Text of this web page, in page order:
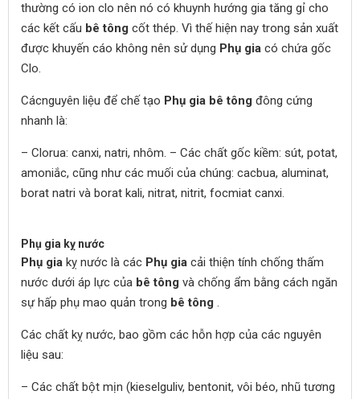
thường có ion clo nên nó có khuynh hướng gia tăng gỉ cho
các kết cấu bê tông cốt thép. Vì thế hiện nay trong sản xuất
được khuyến cáo không nên sử dụng Phụ gia có chứa gốc
Clo.
Cácnguyên liệu để chế tạo Phụ gia bê tông đông cứng
nhanh là:
– Clorua: canxi, natri, nhôm. – Các chất gốc kiềm: sút, potat,
amoniắc, cũng như các muối của chúng: cacbua, aluminat,
borat natri và borat kali, nitrat, nitrit, focmiat canxi.
Phụ gia kỵ nước
Phụ gia kỵ nước là các Phụ gia cải thiện tính chống thấm
nước dưới áp lực của bê tông và chống ẩm bằng cách ngăn
sự hấp phụ mao quản trong bê tông .
Các chất kỵ nước, bao gồm các hỗn hợp của các nguyên
liệu sau:
– Các chất bột mịn (kieselguliv, bentonit, vôi béo, nhũ tương